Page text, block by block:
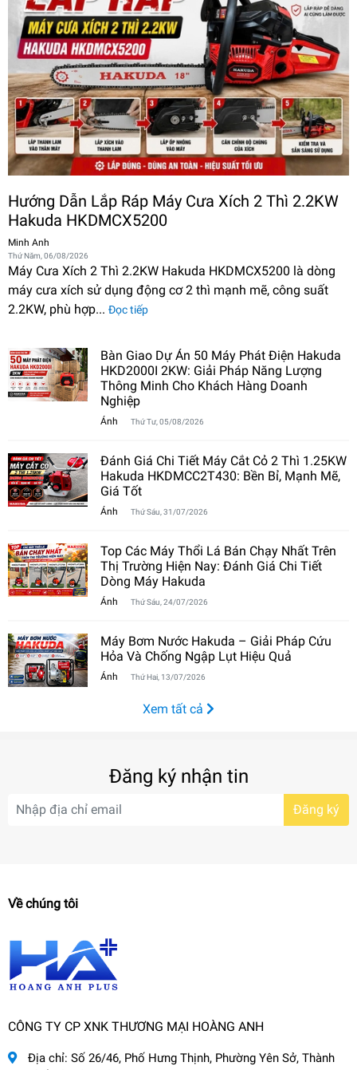
Hướng Dẫn Lắp Ráp Máy Cưa Xích 2 Thì 2.2KW
Hakuda HKDMCX5200
Minh Anh
Thứ Năm, 06/08/2026
Máy Cưa Xích 2 Thì 2.2KW Hakuda HKDMCX5200 là dòng
máy cưa xích sử dụng động cơ 2 thì mạnh mẽ, công suất
2.2KW, phù hợp... Đọc tiếp
Bàn Giao Dự Án 50 Máy Phát Điện Hakuda
HKD2000I 2KW: Giải Pháp Năng Lượng
Thông Minh Cho Khách Hàng Doanh
Nghiệp
Ánh Thứ Tư, 05/08/2026
Đánh Giá Chi Tiết Máy Cắt Cỏ 2 Thì 1.25KW
Hakuda HKDMCC2T430: Bền Bỉ, Mạnh Mẽ,
Giá Tốt
Ánh Thứ Sáu, 31/07/2026
Top Các Máy Thổi Lá Bán Chạy Nhất Trên
Thị Trường Hiện Nay: Đánh Giá Chi Tiết
Dòng Máy Hakuda
Ánh Thứ Sáu, 24/07/2026
Máy Bơm Nước Hakuda – Giải Pháp Cứu
Hỏa Và Chống Ngập Lụt Hiệu Quả
Ánh Thứ Hai, 13/07/2026
Xem tất cả
Đăng ký nhận tin
Đăng ký
Về chúng tôi
CÔNG TY CP XNK THƯƠNG MẠI HOÀNG ANH
Địa chỉ: Số 26/46, Phố Hưng Thịnh, Phường Yên Sở, Thành